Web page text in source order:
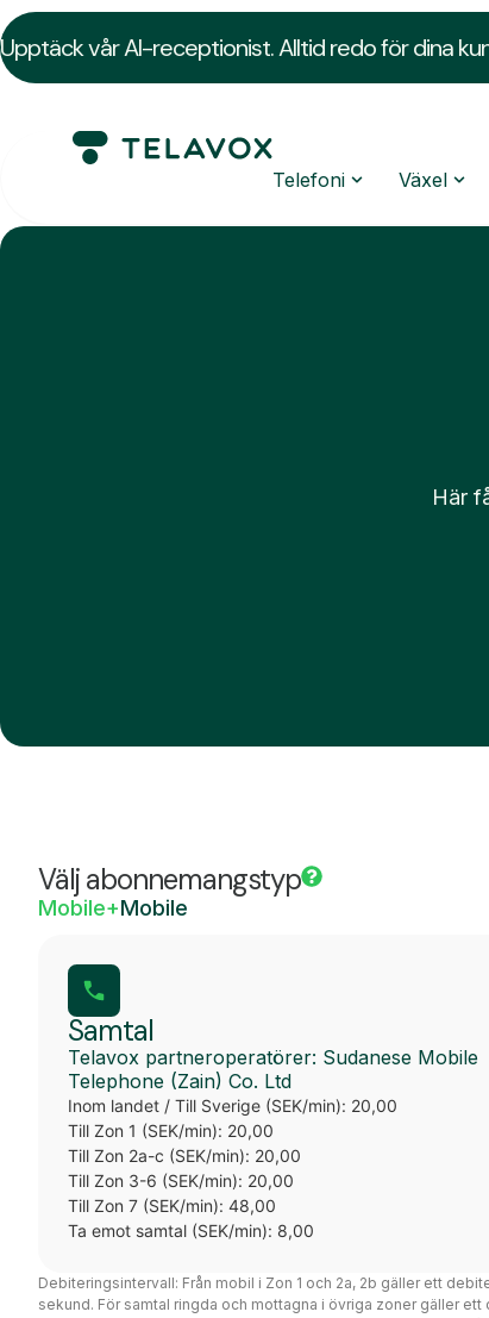
Upptäck vår AI-receptionist. Alltid redo för dina
Telefoni Växel
Här
Välj abonnemangstyp
Mobile+Mobile
Samtal
Telavox partneroperatörer: Sudanese Mobile
Telephone (Zain) Co. Ltd
Inom landet / Till Sverige (SEK/min): 20,00
Till Zon 1 (SEK/min): 20,00
Till Zon 2a-c (SEK/min): 20,00
Till Zon 3-6 (SEK/min): 20,00
Till Zon 7 (SEK/min): 48,00
Ta emot samtal (SEK/min): 8,00
Debiteringsintervall: Från mobil i Zon 1 och 2a, 2b gäller ett
sekund. För samtal ringda och mottagna i övriga zoner gäller